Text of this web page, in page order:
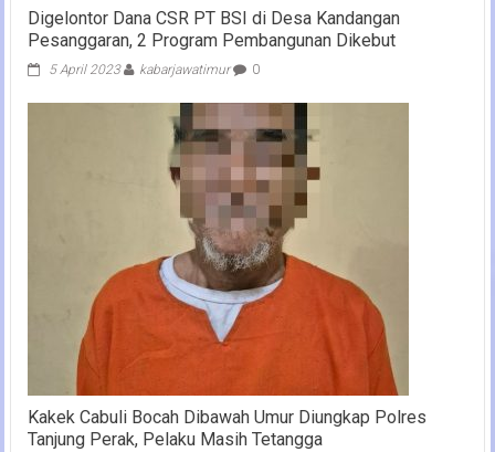
Digelontor Dana CSR PT BSI di Desa Kandangan
Pesanggaran, 2 Program Pembangunan Dikebut
5 April 2023 kabarjawatimur 0
Kakek Cabuli Bocah Dibawah Umur Diungkap Polres
Tanjung Perak, Pelaku Masih Tetangga